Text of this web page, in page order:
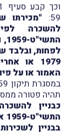
59:
"מכירתו
להשכרה
לפחות, ובלבד
1979 או
האמור או על
תהיה פטורה ממס
כבניין
בבניין